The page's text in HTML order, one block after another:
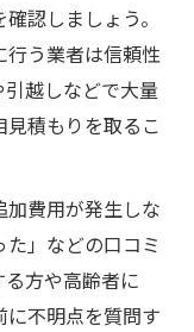
認しましょう。
行う業者は信頼性
越しなどで大量
積もりを取るこ
費用が発生しな
」などの口コミ
方や高齢者に
不明点を質問す